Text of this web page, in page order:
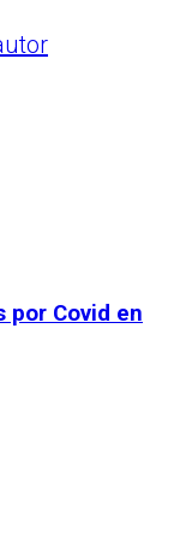
por Covid en